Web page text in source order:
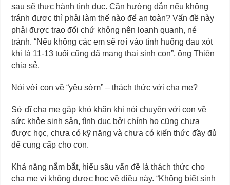
sau sẽ thực hành tình dục. Cần hướng dẫn nếu không
tránh được thì phải làm thế nào để an toàn? Vấn đề này
phải được trao đổi chứ không nên loanh quanh, né
tránh. “Nếu không các em sẽ rơi vào tình huống đau xót
khi là 11-13 tuổi cũng đã mang thai sinh con”, ông Thiên
chia sẻ.
Nói với con về “yêu sớm” – thách thức với cha mẹ?
Sở dĩ cha mẹ gặp khó khăn khi nói chuyện với con về
sức khỏe sinh sản, tình dục bởi chính họ cũng chưa
được học, chưa có kỹ năng và chưa có kiến thức đầy đủ
để cung cấp cho con.
Khả năng nắm bắt, hiểu sâu vấn đề là thách thức cho
cha mẹ vì không được học về điều này. “Không biết sinh